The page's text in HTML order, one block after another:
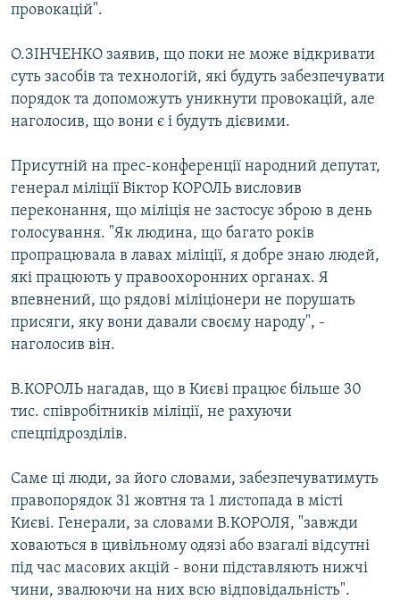
Усі сайти RFE/RL
провокацій".
О.ЗІНЧЕНКО заявив, що поки не може відкривати
суть засобів та технологій, які будуть забезпечувати
порядок та допоможуть уникнути провокацій, але
наголосив, що вони є і будуть дієвими.
Присутній на прес-конференції народний депутат,
генерал міліції Віктор КОРОЛЬ висловив
переконання, що міліція не застосує зброю в день
голосування. "Як людина, що багато років
пропрацювала в лавах міліції, я добре знаю людей,
які працюють у правоохоронних органах. Я
впевнений, що рядові міліціонери не порушать
присяги, яку вони давали своєму народу", -
наголосив він.
В.КОРОЛЬ нагадав, що в Києві працює більше 30
тис. співробітників міліції, не рахуючи
спецпідрозділів.
Саме ці люди, за його словами, забезпечуватимуть
правопорядок 31 жовтня та 1 листопада в місті
Києві. Генерали, за словами В.КОРОЛЯ, "завжди
ховаються в цивільному одязі або взагалі відсутні
під час масових акцій - вони підставляють нижчі
чини, звалюючи на них всю відповідальність".